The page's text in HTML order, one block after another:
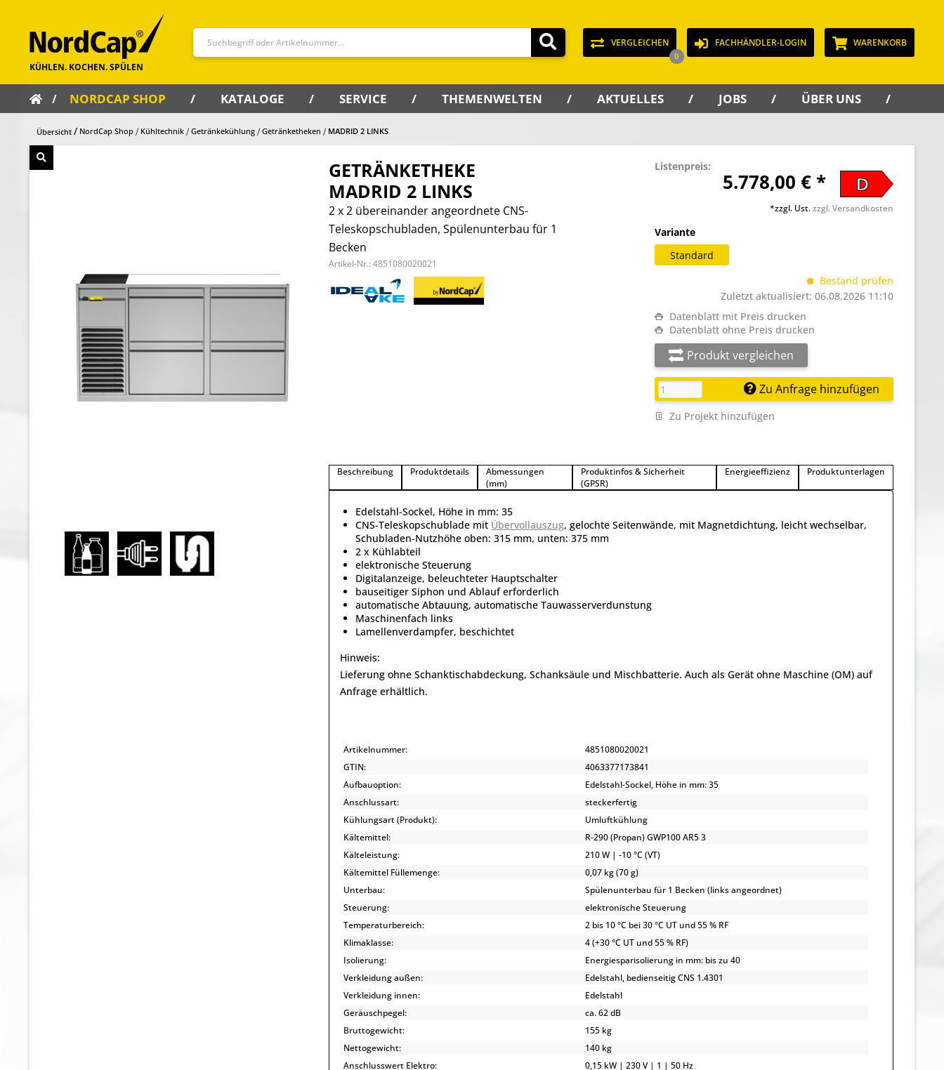
VERGLEICHEN
0
FACHHÄNDLER-LOGIN WARENKORB
NORDCAP SHOP KATALOGE SERVICE THEMENWELTEN AKTUELLES JOBS ÜBER UNS
Übersicht NordCap Shop Kühltechnik Getränkekühlung Getränketheken MADRID 2 LINKS
GETRÄNKETHEKE
MADRID 2 LINKS
2 x 2 übereinander angeordnete CNS-
Teleskopschubladen, Spülenunterbau für 1
Becken
Artikel-Nr.: 4851080020021
Listenpreis:
5.778,00 € * D
*zzgl. Ust.zzgl. Versandkosten
Variante
Standard
Bestand prüfen
Zuletzt aktualisiert: 06.08.2026 11:10
Datenblatt mit Preis drucken
Datenblatt ohne Preis drucken
Produkt vergleichen
Zu Anfrage hinzufügen
Zu Projekt hinzufügen
Beschreibung Produktdetails
Abmessungen
(mm)
Produktinfos & Sicherheit
(GPSR)
Energieeffizienz Produktunterlagen
Edelstahl-Sockel, Höhe in mm: 35
CNS-Teleskopschublade mit Übervollauszug, gelochte Seitenwände, mit Magnetdichtung, leicht wechselbar,
Schubladen-Nutzhöhe oben: 315 mm, unten: 375 mm
2 x Kühlabteil
elektronische Steuerung
Digitalanzeige, beleuchteter Hauptschalter
bauseitiger Siphon und Ablauf erforderlich
automatische Abtauung, automatische Tauwasserverdunstung
Maschinenfach links
Lamellenverdampfer, beschichtet
Hinweis:
Lieferung ohne Schanktischabdeckung, Schanksäule und Mischbatterie. Auch als Gerät ohne Maschine (OM) auf
Anfrage erhältlich.
Artikelnummer:
4851080020021
GTIN:
4063377173841
Aufbauoption:
Edelstahl-Sockel, Höhe in mm: 35
Anschlussart:
steckerfertig
Kühlungsart (Produkt):
Umluftkühlung
Kältemittel:
R-290 (Propan) GWP100 AR5 3
Kälteleistung:
210 W | -10 °C (VT)
Kältemittel Füllemenge:
0,07 kg (70 g)
Unterbau:
Spülenunterbau für 1 Becken (links angeordnet)
Steuerung:
elektronische Steuerung
Temperaturbereich:
2 bis 10 °C bei 30 °C UT und 55 % RF
Klimaklasse:
4 (+30 °C UT und 55 % RF)
Isolierung:
Energiesparisolierung in mm: bis zu 40
Verkleidung außen:
Edelstahl, bedienseitig CNS 1.4301
Verkleidung innen:
Edelstahl
Geräuschpegel:
ca. 62 dB
Bruttogewicht:
155 kg
Nettogewicht:
140 kg
Anschlusswert Elektro:
0,15 kW | 230 V | 1 | 50 Hz